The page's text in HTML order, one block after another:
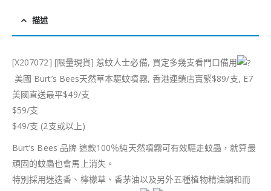
描述
[X207072] [限量現貨] 惹蚊人士必備, 買定多幾支看門口備用
美國 Burt’s Bees天然草本驅蚊噴霧, 香港連鎖店賣緊$89/支, E7
美國直送最平$49/支
$59/支
$49/支 (2支或以上)
Burt’s Bees 品牌 這款100％純天然噴霧可有效驅走蚊蟲，就算最
頑固的蚊蟲也會馬上消失。
特別採用迷迭香、檸檬草、香茅油以及另外五種植物精油調和而